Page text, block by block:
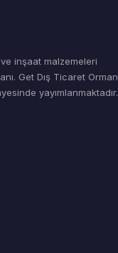
inşaat malzemeleri
Get Dış Ticaret Orman
yayımlanmaktadır.